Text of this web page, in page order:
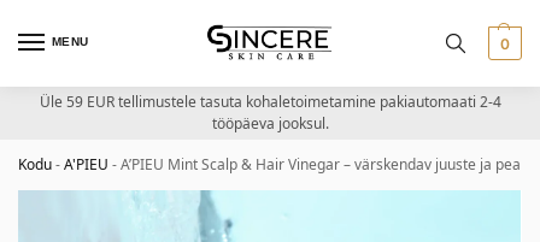
MENU 0
Üle 59 EUR tellimustele tasuta kohaletoimetamine pakiautomaati 2-4
tööpäeva jooksul.
Kodu-A'PIEU -A’PIEU Mint Scalp & Hair Vinegar – värskendav juuste ja